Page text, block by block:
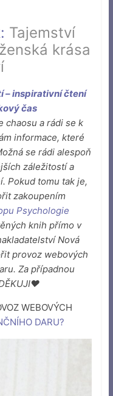
Tajemství
krása
– inspirativní čtení
čas
chaosu a rádi se k
informace, které
se rádi alespoň
záležitostí a
Pokud tomu tak je,
zakoupením
Psychologie
knih přímo v
Nová
provoz webových
Za případnou
WEBOVÝCH
DARU?